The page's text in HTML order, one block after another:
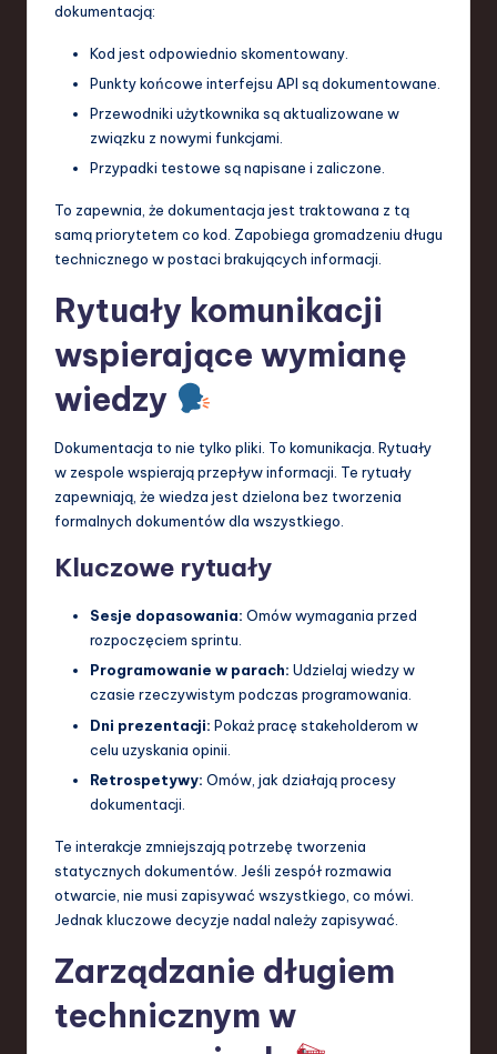
dokumentacją:
Kod jest odpowiednio skomentowany.
Punkty końcowe interfejsu API są dokumentowane.
Przewodniki użytkownika są aktualizowane w
związku z nowymi funkcjami.
Przypadki testowe są napisane i zaliczone.
To zapewnia, że dokumentacja jest traktowana z tą
samą priorytetem co kod. Zapobiega gromadzeniu długu
technicznego w postaci brakujących informacji.
Rytuały komunikacji
wspierające wymianę
wiedzy
Dokumentacja to nie tylko pliki. To komunikacja. Rytuały
w zespole wspierają przepływ informacji. Te rytuały
zapewniają, że wiedza jest dzielona bez tworzenia
formalnych dokumentów dla wszystkiego.
Kluczowe rytuały
Sesje dopasowania: Omów wymagania przed
rozpoczęciem sprintu.
Programowanie w parach: Udzielaj wiedzy w
czasie rzeczywistym podczas programowania.
Dni prezentacji: Pokaż pracę stakeholderom w
celu uzyskania opinii.
Retrospetywy: Omów, jak działają procesy
dokumentacji.
Te interakcje zmniejszają potrzebę tworzenia
statycznych dokumentów. Jeśli zespół rozmawia
otwarcie, nie musi zapisywać wszystkiego, co mówi.
Jednak kluczowe decyzje nadal należy zapisywać.
Zarządzanie długiem
technicznym w